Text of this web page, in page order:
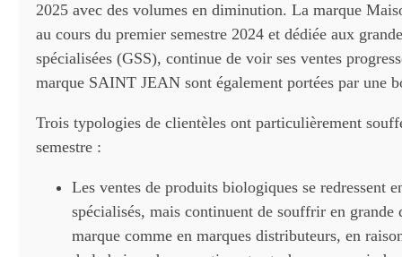
2025 avec des volumes en diminution. La marque
au cours du premier semestre 2024 et dédiée aux
spécialisées (GSS), continue de voir ses ventes
marque SAINT JEAN sont également portées par une
Trois typologies de clientèles ont particulièrement
semestre :
Les ventes de produits biologiques se redressent
spécialisés, mais continuent de souffrir en grande
marque comme en marques distributeurs, en